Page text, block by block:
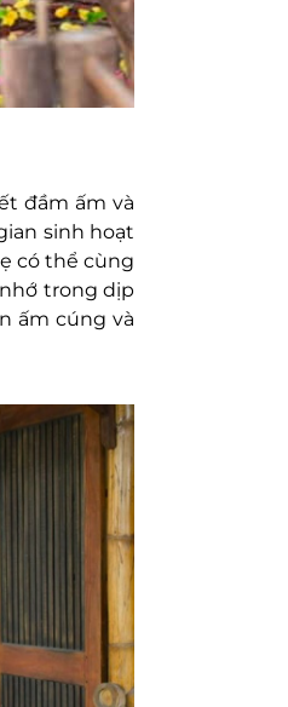
đầm ấm và
sinh hoạt
có thể cùng
trong dịp
ấm cúng và